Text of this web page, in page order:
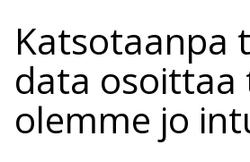
Katsotaanpa
data osoittaa
olemme jo